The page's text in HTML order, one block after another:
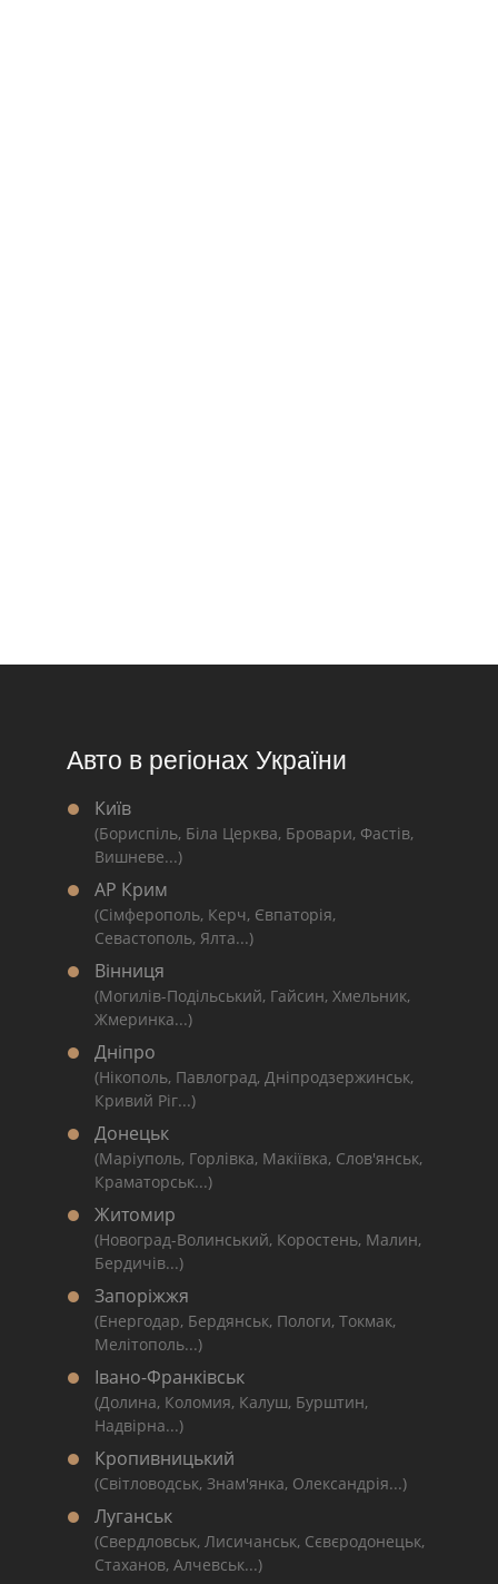
Авто в регіонах України
Київ
(Бориспіль, Біла Церква, Бровари, Фастів,
Вишневе...)
АР Крим
(Сімферополь, Керч, Євпаторія,
Севастополь, Ялта...)
Вінниця
(Могилів-Подільський, Гайсин, Хмельник,
Жмеринка...)
Дніпро
(Нікополь, Павлоград, Дніпродзержинськ,
Кривий Ріг...)
Донецьк
(Маріуполь, Горлівка, Макіївка, Слов'янськ,
Краматорськ...)
Житомир
(Новоград-Волинський, Коростень, Малин,
Бердичів...)
Запоріжжя
(Енергодар, Бердянськ, Пологи, Токмак,
Мелітополь...)
Івано-Франківськ
(Долина, Коломия, Калуш, Бурштин,
Надвірна...)
Кропивницький
(Світловодськ, Знам'янка, Олександрія...)
Луганськ
(Свердловськ, Лисичанськ, Сєвєродонецьк,
Стаханов, Алчевськ...)